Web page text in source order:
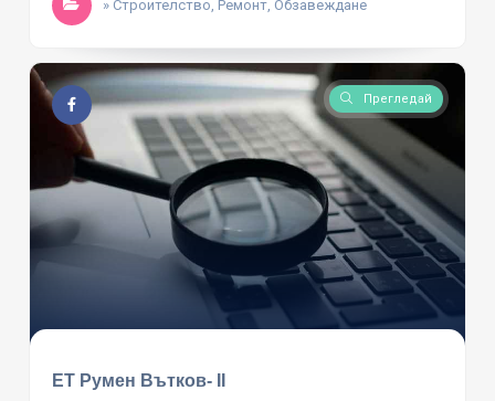
» Строителство, Ремонт, Обзавеждане
Прегледай
ЕТ Румен Вътков- II